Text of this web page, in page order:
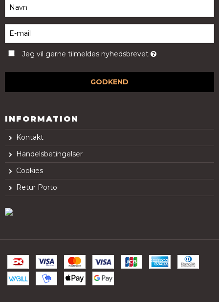
Jeg vil gerne tilmeldes nyhedsbrevet
GODKEND
INFORMATION
Kontakt
Handelsbetingelser
Cookies
Retur Porto